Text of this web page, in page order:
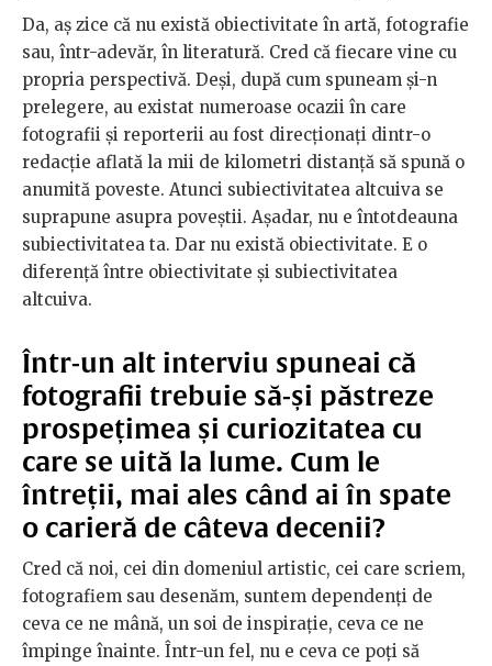
Da, aș zice că nu există obiectivitate în artă, fotografie
sau, într-adevăr, în literatură. Cred că fiecare vine cu
propria perspectivă. Deși, după cum spuneam și-n
prelegere, au existat numeroase ocazii în care
fotografii și reporterii au fost direcționați dintr-o
redacție aflată la mii de kilometri distanță să spună o
anumită poveste. Atunci subiectivitatea altcuiva se
suprapune asupra poveștii. Așadar, nu e întotdeauna
subiectivitatea ta. Dar nu există obiectivitate. E o
diferență între obiectivitate și subiectivitatea
altcuiva.
Într-un alt interviu spuneai că
fotografii trebuie să-și păstreze
prospețimea și curiozitatea cu
care se uită la lume. Cum le
întreții, mai ales când ai în spate
o carieră de câteva decenii?
Cred că noi, cei din domeniul artistic, cei care scriem,
fotografiem sau desenăm, suntem dependenți de
ceva ce ne mână, un soi de inspirație, ceva ce ne
împinge înainte. Într-un fel, nu e ceva ce poți să